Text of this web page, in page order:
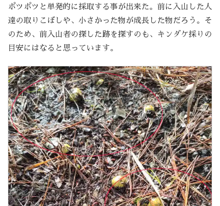
ポツポツと単発的に採取する事が出来た。前に入山した人
達の取りこぼしや、小さかった物が成長した物だろう。そ
のため、前入山者の探した跡を探すのも、キンダケ採りの
目安にはなると思っています。